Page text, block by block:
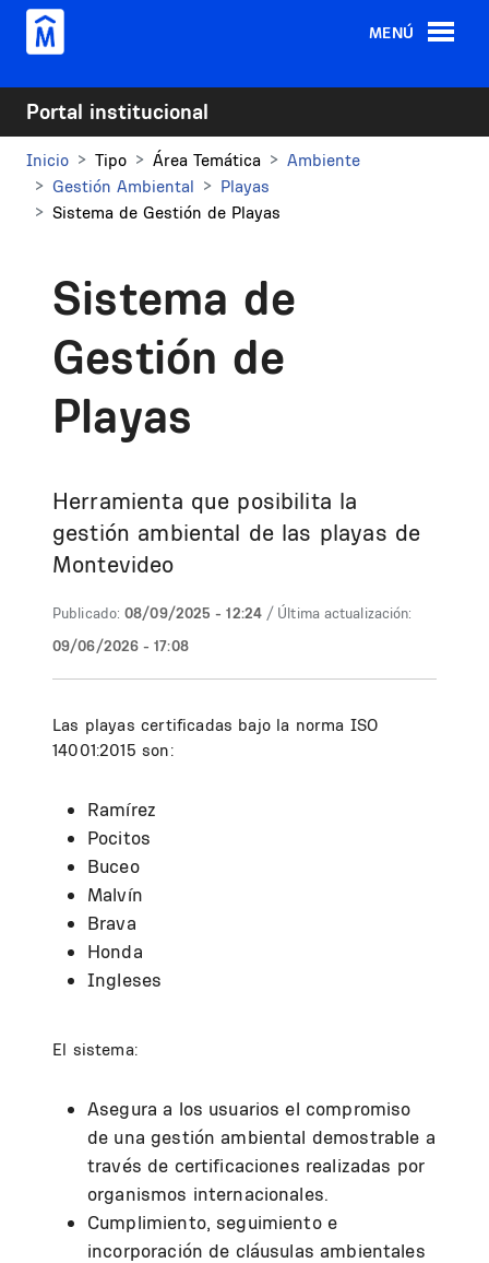
Pasar al contenido principal
MENÚ
Portal institucional
Inicio Tipo Área Temática
Ambiente
Gestión Ambiental
Playas
Sistema de Gestión de Playas
Sistema de
Gestión de
Playas
Herramienta que posibilita la
gestión ambiental de las playas de
Montevideo
Publicado: 08/09/2025 - 12:24 / Última actualización:
09/06/2026 - 17:08
Las playas certificadas bajo la norma ISO
14001:2015 son:
Ramírez
Pocitos
Buceo
Malvín
Brava
Honda
Ingleses
El sistema:
Asegura a los usuarios el compromiso
de una gestión ambiental demostrable a
través de certificaciones realizadas por
organismos internacionales.
Cumplimiento, seguimiento e
incorporación de cláusulas ambientales